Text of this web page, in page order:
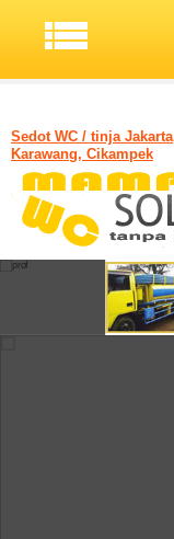
Sedot WC / tinja
Karawang, Cikampek